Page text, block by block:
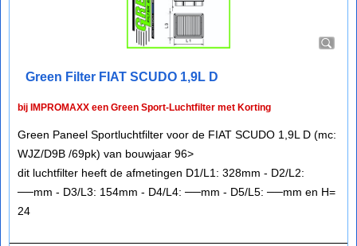
Green Filter FIAT SCUDO 1,9L D
bij IMPROMAXX een Green Sport-Luchtfilter met Korting
Green Paneel Sportluchtfilter voor de FIAT SCUDO 1,9L D (mc:
WJZ/D9B /69pk) van bouwjaar 96>
dit luchtfilter heeft de afmetingen D1/L1: 328mm - D2/L2:
──mm - D3/L3: 154mm - D4/L4: ──mm - D5/L5: ──mm en H=
24